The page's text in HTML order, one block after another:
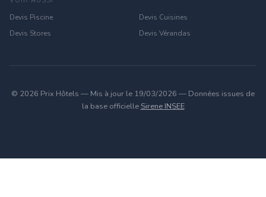
Devis Piscine
Devis Cuisines
Devis Stores
Devis Vérandas
© 2026 Prix Hôtels — Mis à jour le 19/03/2026 — Données issues de
la base officielle Sirene INSEE